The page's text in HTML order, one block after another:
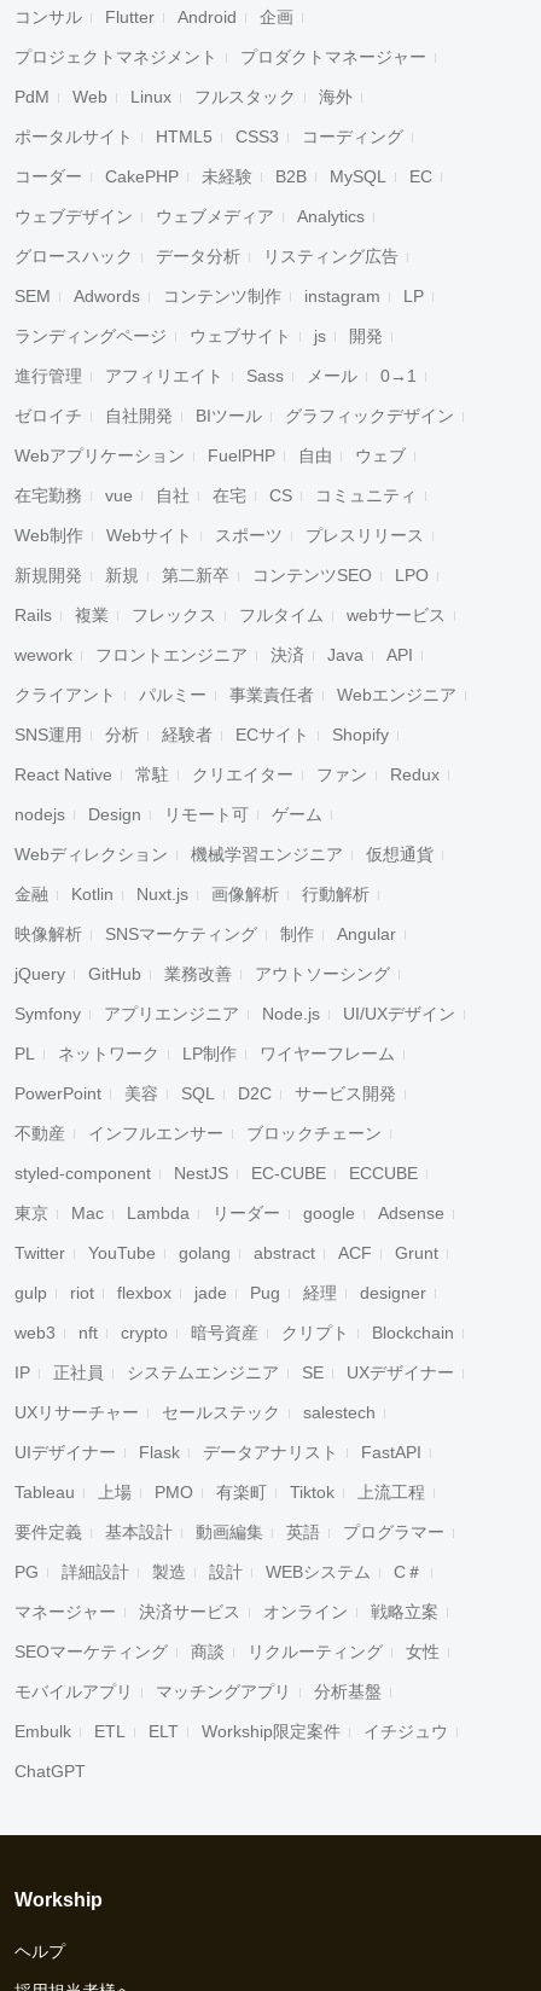
コンサル Flutter Android 企画
プロジェクトマネジメント プロダクトマネージャー
PdM Web Linux フルスタック 海外
ポータルサイト HTML5 CSS3 コーディング
コーダー CakePHP 未経験 B2B MySQL EC
ウェブデザイン ウェブメディア Analytics
グロースハック データ分析 リスティング広告
SEM Adwords コンテンツ制作 instagram LP
ランディングページ ウェブサイト js 開発
進行管理 アフィリエイト Sass メール 0→1
ゼロイチ 自社開発 BIツール グラフィックデザイン
Webアプリケーション FuelPHP 自由 ウェブ
在宅勤務 vue 自社 在宅 CS コミュニティ
Web制作 Webサイト スポーツ プレスリリース
新規開発 新規 第二新卒 コンテンツSEO LPO
Rails 複業 フレックス フルタイム webサービス
wework フロントエンジニア 決済 Java API
クライアント パルミー 事業責任者 Webエンジニア
SNS運用 分析 経験者 ECサイト Shopify
React Native 常駐 クリエイター ファン Redux
nodejs Design リモート可 ゲーム
Webディレクション 機械学習エンジニア 仮想通貨
金融 Kotlin Nuxt.js 画像解析 行動解析
映像解析 SNSマーケティング 制作 Angular
jQuery GitHub 業務改善 アウトソーシング
Symfony アプリエンジニア Node.js UI/UXデザイン
PL ネットワーク LP制作 ワイヤーフレーム
PowerPoint 美容 SQL D2C サービス開発
不動産 インフルエンサー ブロックチェーン
styled-component NestJS EC-CUBE ECCUBE
東京 Mac Lambda リーダー google Adsense
Twitter YouTube golang abstract ACF Grunt
gulp riot flexbox jade Pug 経理 designer
web3 nft crypto 暗号資産 クリプト Blockchain
IP 正社員 システムエンジニア SE UXデザイナー
UXリサーチャー セールステック salestech
UIデザイナー Flask データアナリスト FastAPI
Tableau 上場 PMO 有楽町 Tiktok 上流工程
要件定義 基本設計 動画編集 英語 プログラマー
PG 詳細設計 製造 設計 WEBシステム C＃
マネージャー 決済サービス オンライン 戦略立案
SEOマーケティング 商談 リクルーティング 女性
モバイルアプリ マッチングアプリ 分析基盤
Embulk ETL ELT Workship限定案件 イチジュウ
ChatGPT
Workship
ヘルプ